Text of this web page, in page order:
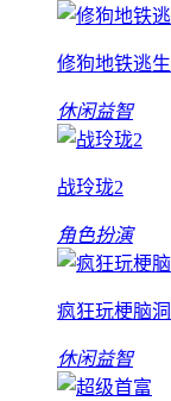
修狗地铁逃生
休闲益智
战玲珑2
角色扮演
疯狂玩梗脑洞
休闲益智